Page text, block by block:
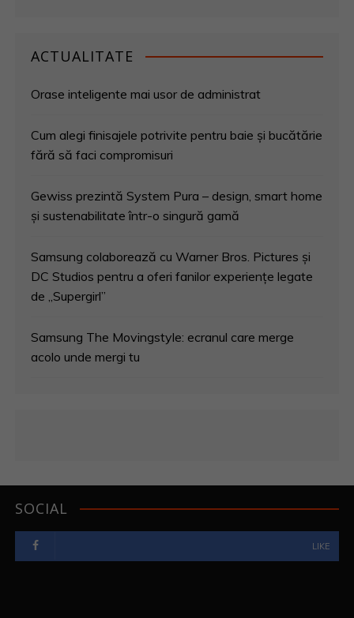
ACTUALITATE
Orase inteligente mai usor de administrat
Cum alegi finisajele potrivite pentru baie și bucătărie
fără să faci compromisuri
Gewiss prezintă System Pura – design, smart home
și sustenabilitate într-o singură gamă
Samsung colaborează cu Warner Bros. Pictures și
DC Studios pentru a oferi fanilor experiențe legate
de „Supergirl”
Samsung The Movingstyle: ecranul care merge
acolo unde mergi tu
SOCIAL
LIKE